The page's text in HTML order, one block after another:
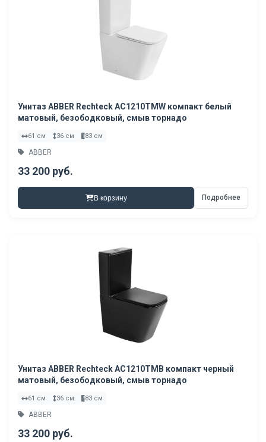
Унитаз ABBER Rechteck AC1210TMW компакт белый
матовый, безободковый, смыв торнадо
61 см 36 см 83 см
ABBER
33 200 руб.
В корзину Подробнее
Унитаз ABBER Rechteck AC1210TMB компакт черный
матовый, безободковый, смыв торнадо
61 см 36 см 83 см
ABBER
33 200 руб.